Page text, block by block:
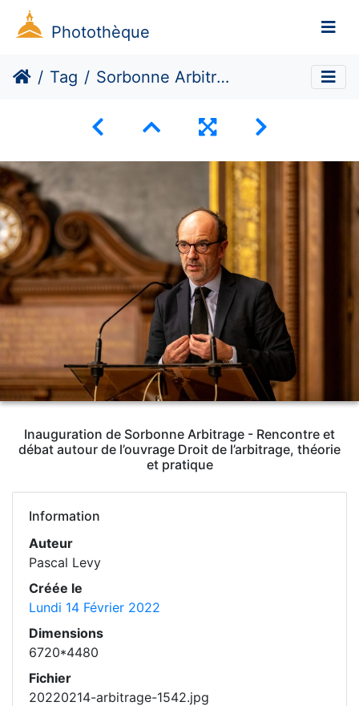
Photothèque
Tag Sorbonne Arbitrage
Inauguration de Sorbonne Arbitrage - Rencontre et
débat autour de l’ouvrage Droit de l’arbitrage, théorie
et pratique
Information
Auteur
Pascal Levy
Créée le
Lundi 14 Février 2022
Dimensions
6720*4480
Fichier
20220214-arbitrage-1542.jpg